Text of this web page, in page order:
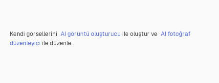
Kendi görsellerini AI görüntü oluşturucu ile oluştur ve AI fotoğraf
düzenleyici ile düzenle.